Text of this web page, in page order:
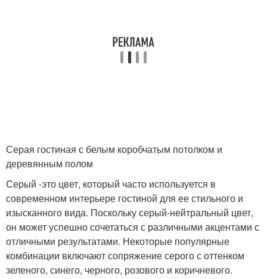
Серая гостиная с белым коробчатым потолком и
деревянным полом
Серый -это цвет, который часто используется в
современном интерьере гостиной для ее стильного и
изысканного вида. Поскольку серый-нейтральный цвет,
он может успешно сочетаться с различными акцентами с
отличными результатами. Некоторые популярные
комбинации включают сопряжение серого с оттенком
зеленого, синего, черного, розового и коричневого.